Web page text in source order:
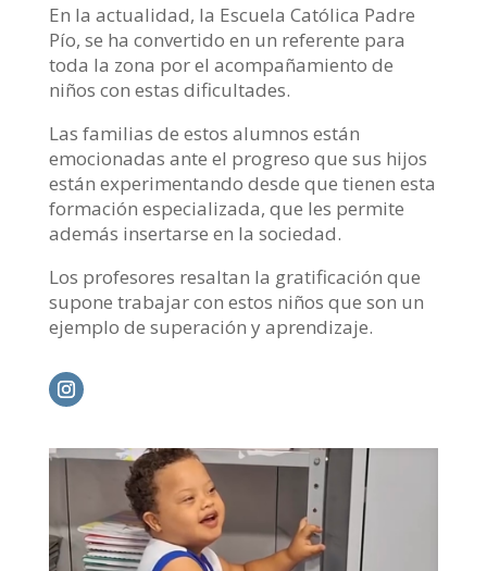
En la actualidad, la Escuela Católica Padre
Pío, se ha convertido en un referente para
toda la zona por el acompañamiento de
niños con estas dificultades.
Las familias de estos alumnos están
emocionadas ante el progreso que sus hijos
están experimentando desde que tienen esta
formación especializada, que les permite
además insertarse en la sociedad.
Los profesores resaltan la gratificación que
supone trabajar con estos niños que son un
ejemplo de superación y aprendizaje.